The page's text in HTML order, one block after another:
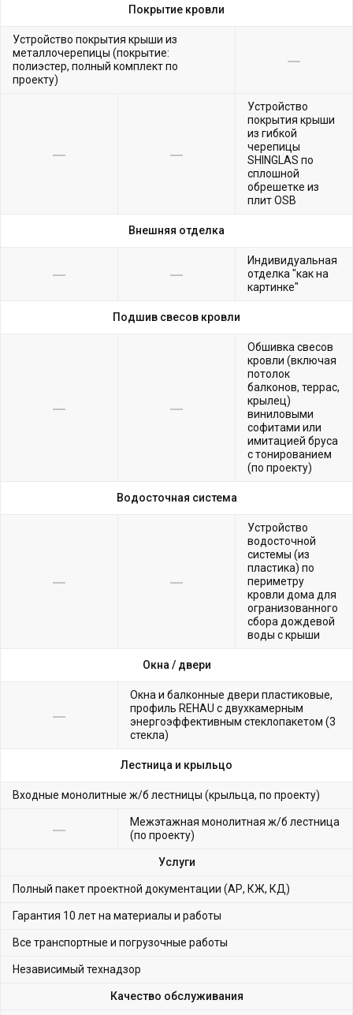
Покрытие кровли
Устройство покрытия крыши из
металлочерепицы (покрытие:
полиэстер, полный комплект по
проекту)
Устройство
покрытия крыши
из гибкой
черепицы
SHINGLAS по
сплошной
обрешетке из
плит OSB
Внешняя отделка
Индивидуальная
отделка "как на
картинке"
Подшив свесов кровли
Обшивка свесов
кровли (включая
потолок
балконов, террас,
крылец)
виниловыми
софитами или
имитацией бруса
с тонированием
(по проекту)
Водосточная система
Устройство
водосточной
системы (из
пластика) по
периметру
кровли дома для
огранизованного
сбора дождевой
воды с крыши
Окна / двери
Окна и балконные двери пластиковые,
профиль REHAU с двухкамерным
энергоэффективным стеклопакетом (3
стекла)
Лестница и крыльцо
Входные монолитные ж/б лестницы (крыльца, по проекту)
Межэтажная монолитная ж/б лестница
(по проекту)
Услуги
Полный пакет проектной документации (АР, КЖ, КД)
Гарантия 10 лет на материалы и работы
Все транспортные и погрузочные работы
Независимый технадзор
Качество обслуживания